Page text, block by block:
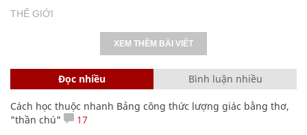
THẾ GIỚI
XEM THÊM BÀI VIẾT
Đọc nhiều Bình luận nhiều
Cách học thuộc nhanh Bảng công thức lượng giác bằng thơ,
"thần chú"
17